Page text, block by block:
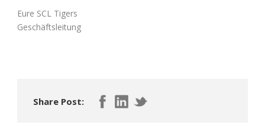
Eure SCL Tigers
Geschäftsleitung
Share Post: